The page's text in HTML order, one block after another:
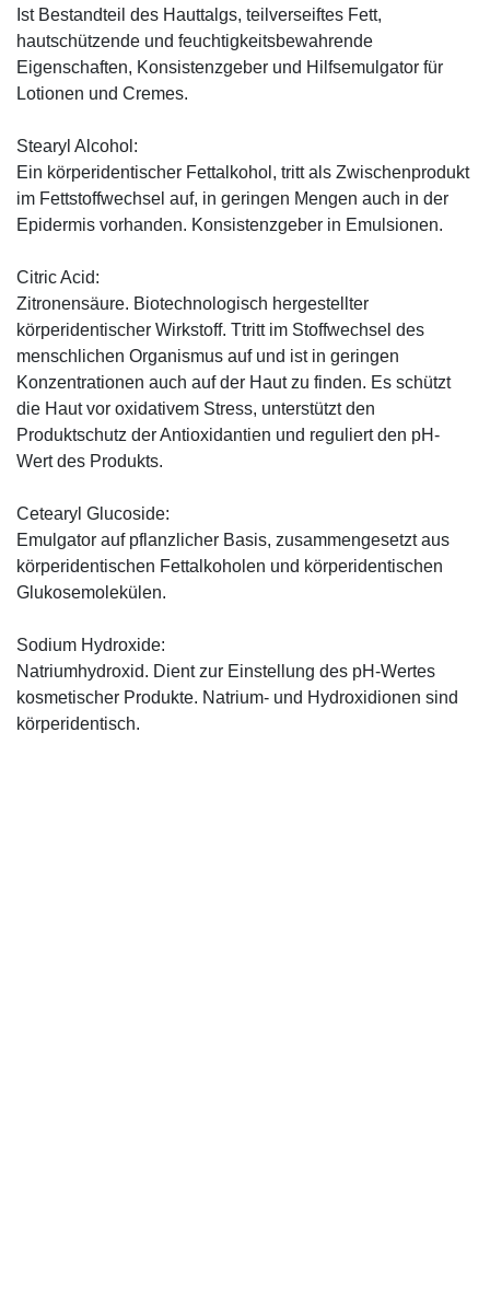
Ist Bestandteil des Hauttalgs, teilverseiftes Fett,
hautschützende und feuchtigkeitsbewahrende
Eigenschaften, Konsistenzgeber und Hilfsemulgator für
Lotionen und Cremes.
Stearyl Alcohol:
Ein körperidentischer Fettalkohol, tritt als Zwischenprodukt
im Fettstoffwechsel auf, in geringen Mengen auch in der
Epidermis vorhanden. Konsistenzgeber in Emulsionen.
Citric Acid:
Zitronensäure. Biotechnologisch hergestellter
körperidentischer Wirkstoff. Ttritt im Stoffwechsel des
menschlichen Organismus auf und ist in geringen
Konzentrationen auch auf der Haut zu finden. Es schützt
die Haut vor oxidativem Stress, unterstützt den
Produktschutz der Antioxidantien und reguliert den pH-
Wert des Produkts.
Cetearyl Glucoside:
Emulgator auf pflanzlicher Basis, zusammengesetzt aus
körperidentischen Fettalkoholen und körperidentischen
Glukosemolekülen.
Sodium Hydroxide:
Natriumhydroxid. Dient zur Einstellung des pH-Wertes
kosmetischer Produkte. Natrium- und Hydroxidionen sind
körperidentisch.